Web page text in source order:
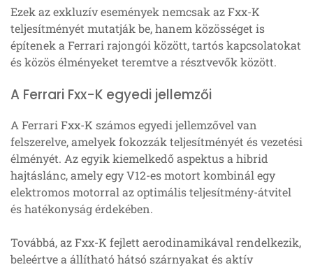
Ezek az exkluzív események nemcsak az Fxx-K
teljesítményét mutatják be, hanem közösséget is
építenek a Ferrari rajongói között, tartós kapcsolatokat
és közös élményeket teremtve a résztvevők között.
A Ferrari Fxx-K egyedi jellemzői
A Ferrari Fxx-K számos egyedi jellemzővel van
felszerelve, amelyek fokozzák teljesítményét és vezetési
élményét. Az egyik kiemelkedő aspektus a hibrid
hajtáslánc, amely egy V12-es motort kombinál egy
elektromos motorral az optimális teljesítmény-átvitel
és hatékonyság érdekében.
Továbbá, az Fxx-K fejlett aerodinamikával rendelkezik,
beleértve a állítható hátsó szárnyakat és aktív